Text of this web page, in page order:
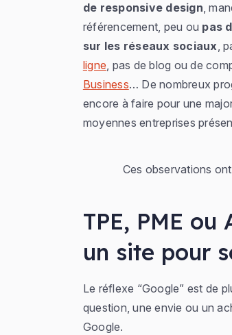
de responsive design,
référencement, peu ou pas
sur les réseaux sociaux,
ligne, pas de blog ou de
Business… De nombreux
encore à faire pour une
moyennes entreprises
Ces observations
TPE, PME
un site pour
Le réflexe “Google” est de
question, une envie ou un
Google.